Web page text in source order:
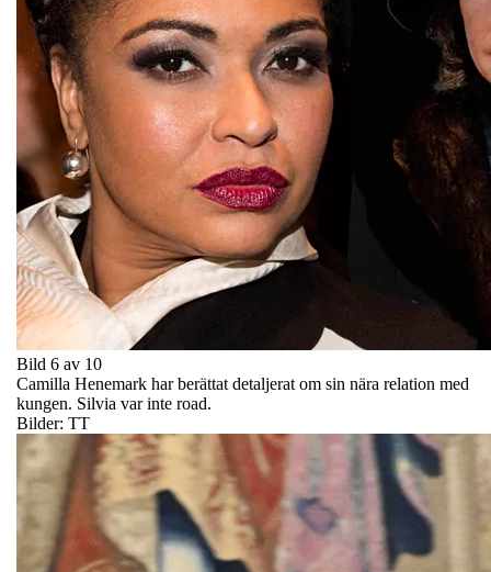
Bild 6 av 10
Camilla Henemark har berättat detaljerat om sin nära relation med
kungen. Silvia var inte road.
Bilder: TT